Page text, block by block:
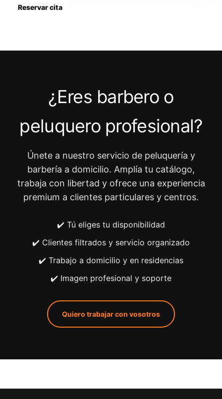
Reservar cita
¿Eres barbero o
peluquero profesional?
Únete a nuestro servicio de peluquería y
barbería a domicilio. Amplía tu catálogo,
trabaja con libertad y ofrece una experiencia
premium a clientes particulares y centros.
✔️ Tú eliges tu disponibilidad
✔️ Clientes filtrados y servicio organizado
✔️ Trabajo a domicilio y en residencias
✔️ Imagen profesional y soporte
Quiero trabajar con vosotros